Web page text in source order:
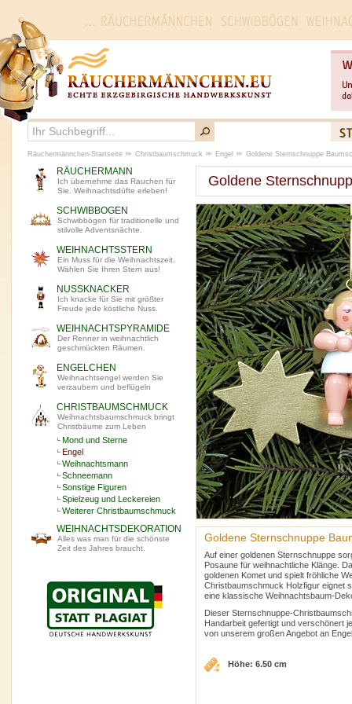
Goldene
Goldene Sternschnuppe
Auf einer goldenen Sternschnuppe
Posaune für weihnachtliche Klänge.
goldenen Komet und spielt fröhliche
Christbaumschmuck Holzfigur eignet
eine klassische Weihnachtsbaum-
Dieser Sternschnuppe-
Handarbeit gefertigt und verschönert
von unserem großen Angebot an
Höhe: 6.50 cm
RÄUCHERMANN
Ich übernehme das Rauchen für
Sie. Weihnachtsdüfte erleben!
SCHWIBBOGEN
Schwibbögen für traditionelle und
stilvolle Adventsnächte.
WEIHNACHTSSTERN
Ein Muss für die Weihnachtszeit.
Wählen Sie Ihren Stern aus!
NUSSKNACKER
Ich knacke für Sie mit größter
Freude jede köstliche Nuss.
WEIHNACHTSPYRAMIDE
Der Renner in weihnachtlich
geschmückten Räumen.
ENGELCHEN
Weihnachtsengel werden Sie
verzaubern und beflügeln
CHRISTBAUMSCHMUCK
Weihnachtsbaumschmuck bringt
Christbäume zum Leben
Mond und Sterne
Engel
Weihnachtsmann
Schneemann
Sonstige Figuren
Spielzeug und Leckereien
Weiterer Christbaumschmuck
WEIHNACHTSDEKORATION
Alles was man für die schönste
Zeit des Jahres braucht.
Räuchermännchen-Startseite Christbaumschmuck Engel Goldene Sternschnuppe